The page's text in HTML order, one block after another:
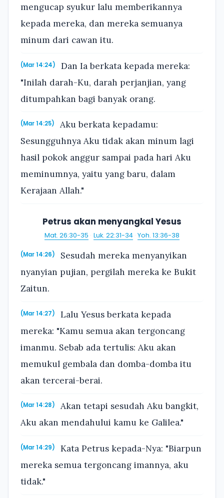
mengucap syukur lalu memberikannya
kepada mereka, dan mereka semuanya
minum dari cawan itu.
(Mar 14:24)
Dan Ia berkata kepada mereka:
"Inilah darah-Ku, darah perjanjian, yang
ditumpahkan bagi banyak orang.
(Mar 14:25)
Aku berkata kepadamu:
Sesungguhnya Aku tidak akan minum lagi
hasil pokok anggur sampai pada hari Aku
meminumnya, yaitu yang baru, dalam
Kerajaan Allah."
Petrus akan menyangkal Yesus
Mat. 26:30-35 · Luk. 22:31-34 · Yoh. 13:36-38
(Mar 14:26)
Sesudah mereka menyanyikan
nyanyian pujian, pergilah mereka ke Bukit
Zaitun.
(Mar 14:27)
Lalu Yesus berkata kepada
mereka: "Kamu semua akan tergoncang
imanmu. Sebab ada tertulis: Aku akan
memukul gembala dan domba-domba itu
akan tercerai-berai.
(Mar 14:28)
Akan tetapi sesudah Aku bangkit,
Aku akan mendahului kamu ke Galilea."
(Mar 14:29)
Kata Petrus kepada-Nya: "Biarpun
mereka semua tergoncang imannya, aku
tidak."